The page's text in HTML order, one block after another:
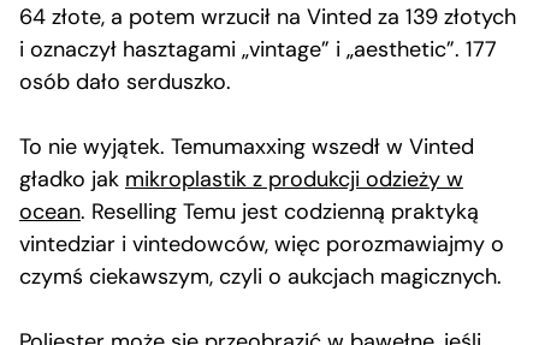
64 złote, a potem wrzucił na Vinted za 139 złotych
i oznaczył hasztagami „vintage” i „aesthetic”. 177
osób dało serduszko.
To nie wyjątek. Temumaxxing wszedł w Vinted
gładko jak mikroplastik z produkcji odzieży w
ocean. Reselling Temu jest codzienną praktyką
vintedziar i vintedowców, więc porozmawiajmy o
czymś ciekawszym, czyli o aukcjach magicznych.